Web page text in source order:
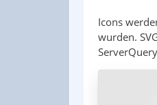
Icons
wurden.